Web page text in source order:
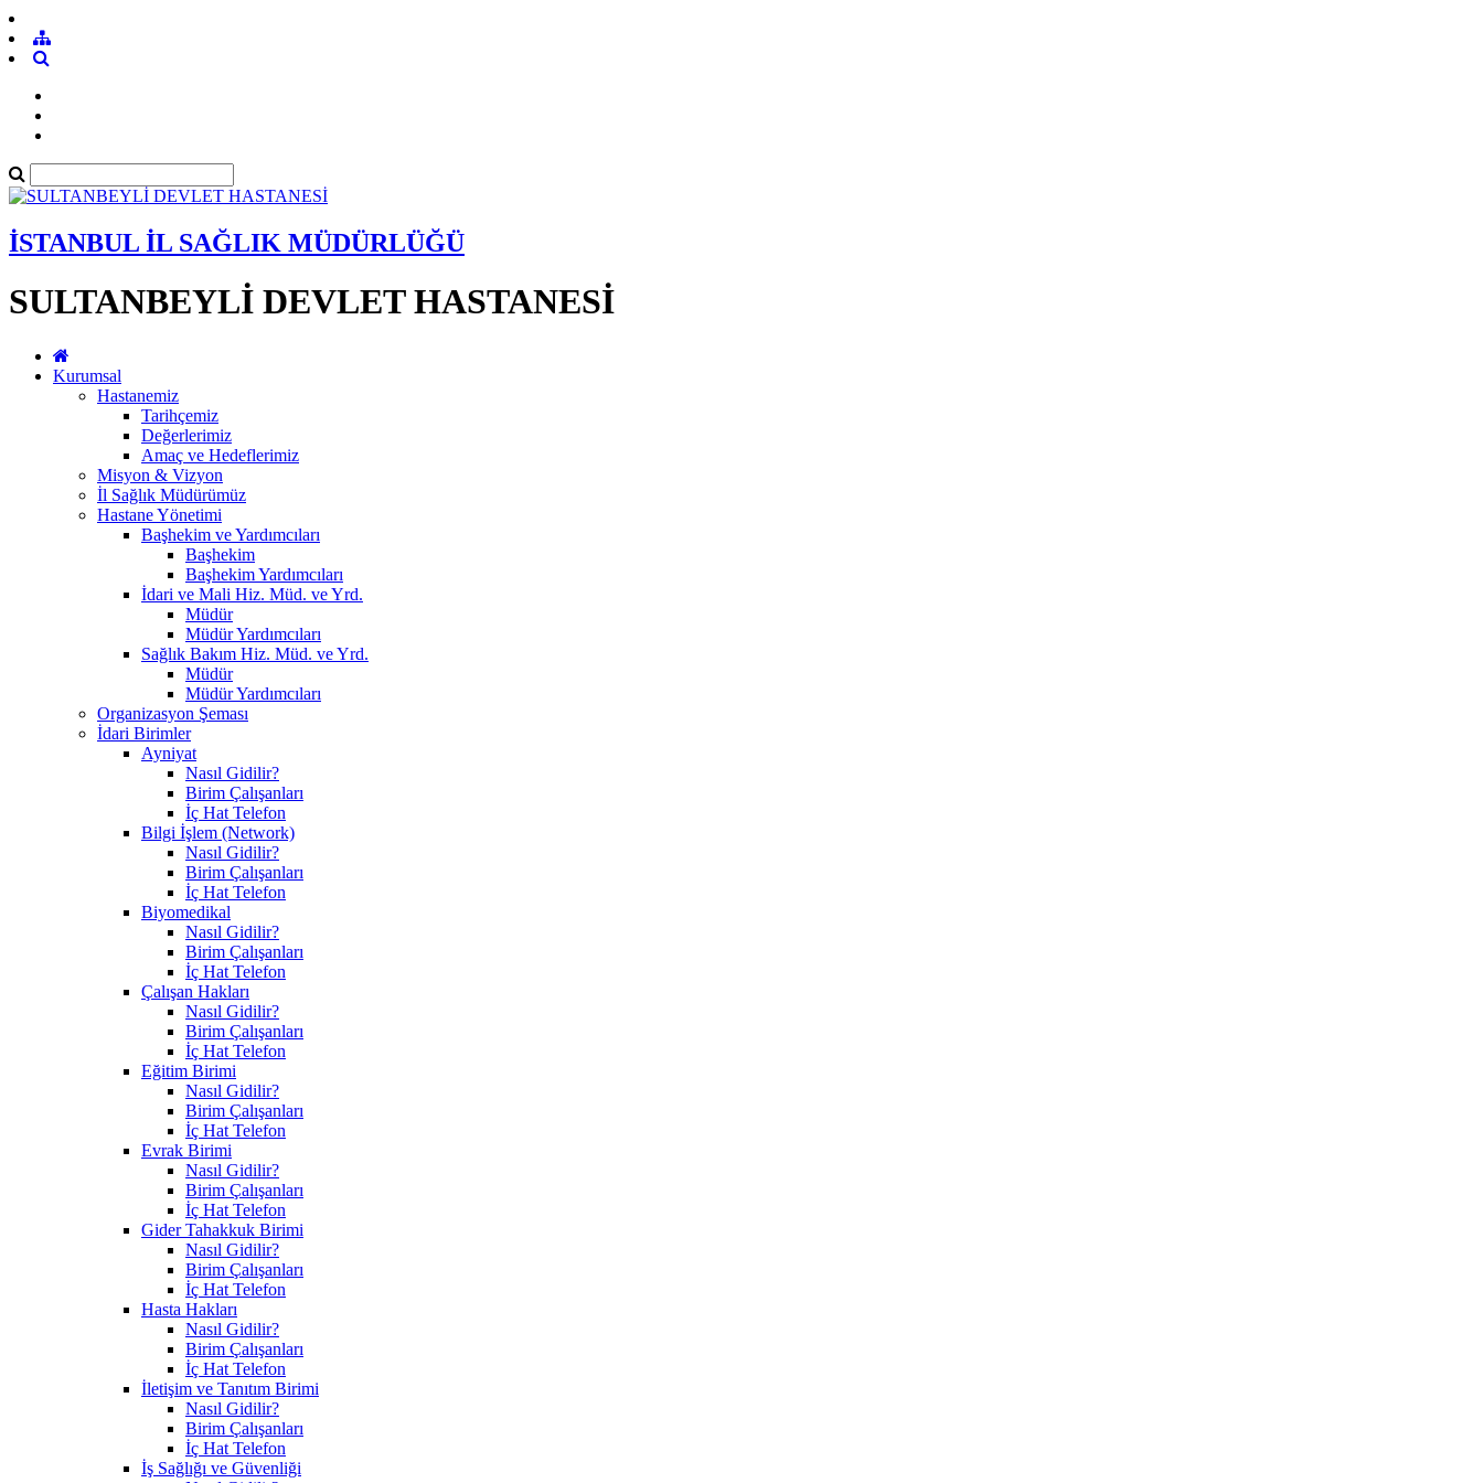
İSTANBUL İL SAĞLIK MÜDÜRLÜĞÜ
SULTANBEYLİ DEVLET HASTANESİ
Kurumsal
Hastanemiz
Tarihçemiz
Değerlerimiz
Amaç ve Hedeflerimiz
Misyon & Vizyon
İl Sağlık Müdürümüz
Hastane Yönetimi
Başhekim ve Yardımcıları
Başhekim
Başhekim Yardımcıları
İdari ve Mali Hiz. Müd. ve Yrd.
Müdür
Müdür Yardımcıları
Sağlık Bakım Hiz. Müd. ve Yrd.
Müdür
Müdür Yardımcıları
Organizasyon Şeması
İdari Birimler
Ayniyat
Nasıl Gidilir?
Birim Çalışanları
İç Hat Telefon
Bilgi İşlem (Network)
Nasıl Gidilir?
Birim Çalışanları
İç Hat Telefon
Biyomedikal
Nasıl Gidilir?
Birim Çalışanları
İç Hat Telefon
Çalışan Hakları
Nasıl Gidilir?
Birim Çalışanları
İç Hat Telefon
Eğitim Birimi
Nasıl Gidilir?
Birim Çalışanları
İç Hat Telefon
Evrak Birimi
Nasıl Gidilir?
Birim Çalışanları
İç Hat Telefon
Gider Tahakkuk Birimi
Nasıl Gidilir?
Birim Çalışanları
İç Hat Telefon
Hasta Hakları
Nasıl Gidilir?
Birim Çalışanları
İç Hat Telefon
İletişim ve Tanıtım Birimi
Nasıl Gidilir?
Birim Çalışanları
İç Hat Telefon
İş Sağlığı ve Güvenliği